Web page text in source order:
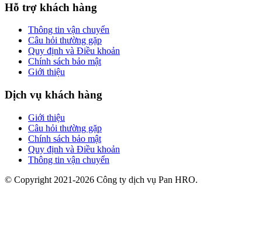
Hỗ trợ khách hàng
Thông tin vận chuyển
Câu hỏi thường gặp
Quy định và Điều khoản
Chính sách bảo mật
Giới thiệu
Dịch vụ khách hàng
Giới thiệu
Câu hỏi thường gặp
Chính sách bảo mật
Quy định và Điều khoản
Thông tin vận chuyển
© Copyright 2021-2026 Công ty dịch vụ Pan HRO.